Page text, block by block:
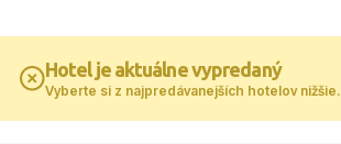
Hotel je aktuálne vypredaný
Vyberte si z najpredávanejších hotelov nižšie.